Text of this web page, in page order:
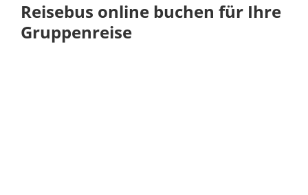
Reisebus online buchen für Ihre
Gruppenreise